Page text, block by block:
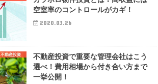
空室率のコントロールがカギ！
2020.03.26
不動産投資
不動産投資で重要な管理会社はこう
選べ！費用相場から付き合い方まで
一挙公開！